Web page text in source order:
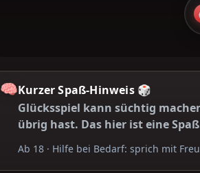
🧠Kurzer Spaß-Hinweis 🎲
Glücksspiel kann süchtig
übrig hast. Das hier ist eine
Ab 18 · Hilfe bei Bedarf: sprich mit